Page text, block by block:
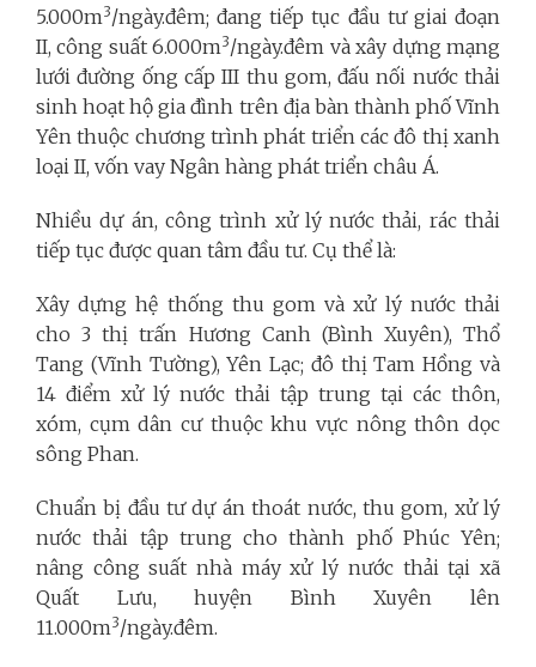
5.000m3/ngày.đêm; đang tiếp tục đầu tư giai đoạn
II, công suất 6.000m3/ngày.đêm và xây dựng mạng
lưới đường ống cấp III thu gom, đấu nối nước thải
sinh hoạt hộ gia đình trên địa bàn thành phố Vĩnh
Yên thuộc chương trình phát triển các đô thị xanh
loại II, vốn vay Ngân hàng phát triển châu Á.
Nhiều dự án, công trình xử lý nước thải, rác thải
tiếp tục được quan tâm đầu tư. Cụ thể là:
Xây dựng hệ thống thu gom và xử lý nước thải
cho 3 thị trấn Hương Canh (Bình Xuyên), Thổ
Tang (Vĩnh Tường), Yên Lạc; đô thị Tam Hồng và
14 điểm xử lý nước thải tập trung tại các thôn,
xóm, cụm dân cư thuộc khu vực nông thôn dọc
sông Phan.
Chuẩn bị đầu tư dự án thoát nước, thu gom, xử lý
nước thải tập trung cho thành phố Phúc Yên;
nâng công suất nhà máy xử lý nước thải tại xã
Quất Lưu, huyện Bình Xuyên lên
11.000m3/ngày.đêm.